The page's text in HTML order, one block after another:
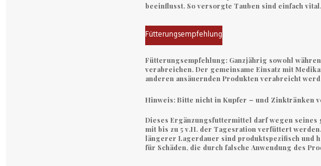
beeinflusst. So versorgte Tauben sind einfach vital.
Fütterungsempfehlung
Fütterungsempfehlung: Ganzjährig sowohl
verabreichen. Der gemeinsame Einsatz mit
anderen ansäuernden Produkten verabreicht
Hinweis: Bitte nicht in Kupfer – und Zinktränken
Dieses Ergänzungsfuttermittel darf wegen
mit bis zu 5 v.H. der Tagesration verfüttert
längerer Lagerdauer sind produktspezifisch und
für Schäden, die durch falsche Anwendung des